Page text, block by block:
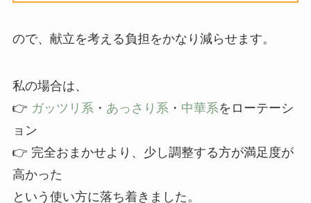
ので、献立を考える負担をかなり減らせます。
私の場合は、
👉 ガッツリ系 ・ あっさり系 ・ 中華系をローテーシ
ョン
👉 完全おまかせより、少し調整する方が満足度が
高かった
という使い方に落ち着きました。